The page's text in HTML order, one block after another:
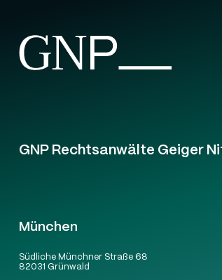
GNP Rechtsanwälte Geiger
München
Südliche Münchner Straße 68
82031 Grünwald